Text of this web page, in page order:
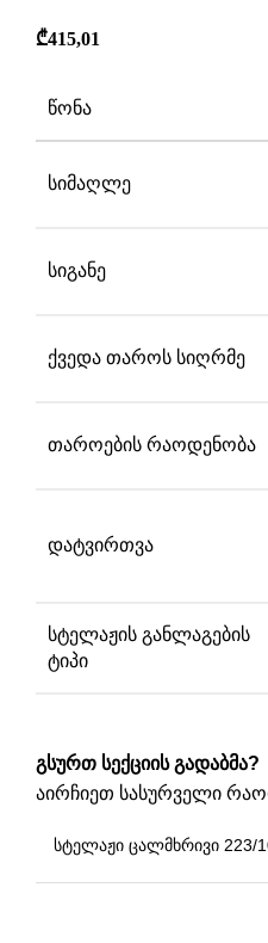
₾415,01
წონა
ზომები
სიმაღლე
სიგანე
ქვედა თაროს სიღრმე
თაროების რაოდენობა
დატვირთვა
სტელაჟის განლაგების
ტიპი
გსურთ სექციის გადაბმა?
აირჩიეთ სასურველი